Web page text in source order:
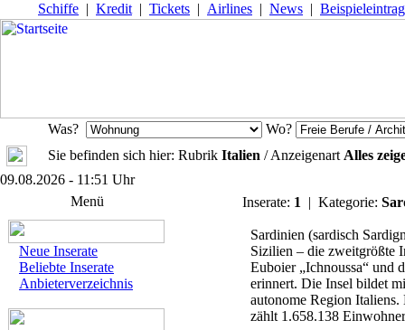
Schiffe | Kredit | Tickets | Airlines | News | Beispieleintrag
Was?
Wo?
Sie befinden sich hier: Rubrik Italien / Anzeigenart Alles
09.08.2026 - 11:51 Uhr
Menü
Neue Inserate
Beliebte Inserate
Anbieterverzeichnis
Inserate: 1 | Kategorie:
Sardinien (sardisch
Sizilien – die zweitgrößte
Euboier „Ichnoussa“ und
erinnert. Die Insel bildet
autonome Region
zählt 1.658.138